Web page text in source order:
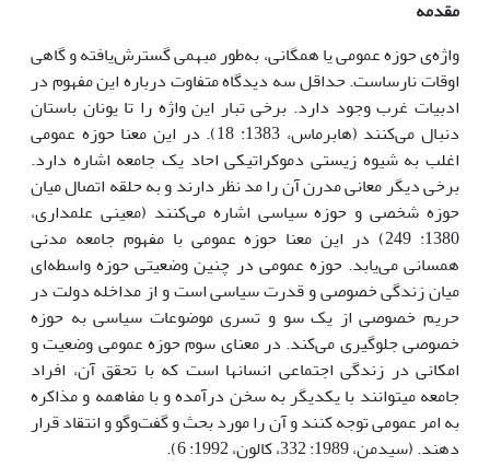
مقدمه
واژه‌ی حوزه عمومی یا همگانی، به‌طور مبهمی گسترش‌یافته و گاهی
اوقات نارساست. حداقل سه دیدگاه متفاوت درباره این مفهوم در
ادبیات غرب وجود دارد. برخی تبار این واژه را تا یونان باستان
دنبال می‌کنند (هابرماس، 1383: 18). در این معنا حوزه عمومی
اغلب به شیوه زیستی دموکراتیکی احاد یک جامعه اشاره دارد.
برخی دیگر معانی مدرن آن را مد نظر دارند و به حلقه اتصال میان
حوزه شخصی و حوزه سیاسی اشاره می‌کنند (معینی علمداری،
1380: 249) در این معنا حوزه عمومی با مفهوم جامعه مدنی
همسانی می‌یابد. حوزه عمومی در چنین وضعیتی حوزه واسطه‌ای
میان زندگی خصوصی و قدرت سیاسی است و از مداخله دولت در
حریم خصوصی از یک سو و تسری موضوعات سیاسی به حوزه
خصوصی جلوگیری می‌کند. در معنای سوم حوزه عمومی وضعیت و
امکانی در زندگی اجتماعی انسان­ها است که با تحقق آن، افراد
جامعه می­توانند با یکدیگر به سخن درآمده و با مفاهمه و مذاکره
به امر عمومی توجه کنند و آن را مورد بحث و گفت‌وگو و انتقاد قرار
دهند. (سیدمن، 1989: 332، کالون، 1992: 6).